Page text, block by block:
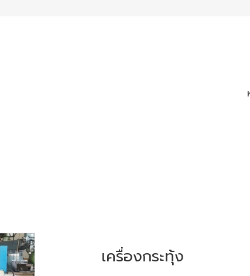
เครื่องกระทุ้ง